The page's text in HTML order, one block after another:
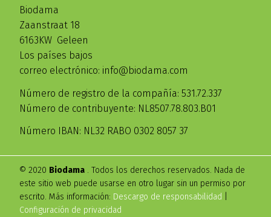
Biodama
Zaanstraat 18
6163KW Geleen
Los países bajos
correo electrónico: info@biodama.com
Número de registro de la compañía: 531.72.337
Número de contribuyente: NL8507.78.803.B01
Número IBAN: NL32 RABO 0302 8057 37
© 2020 Biodama . Todos los derechos reservados. Nada de
este sitio web puede usarse en otro lugar sin un permiso por
escrito. Más información: Descargo de responsabilidad
Configuración de privacidad